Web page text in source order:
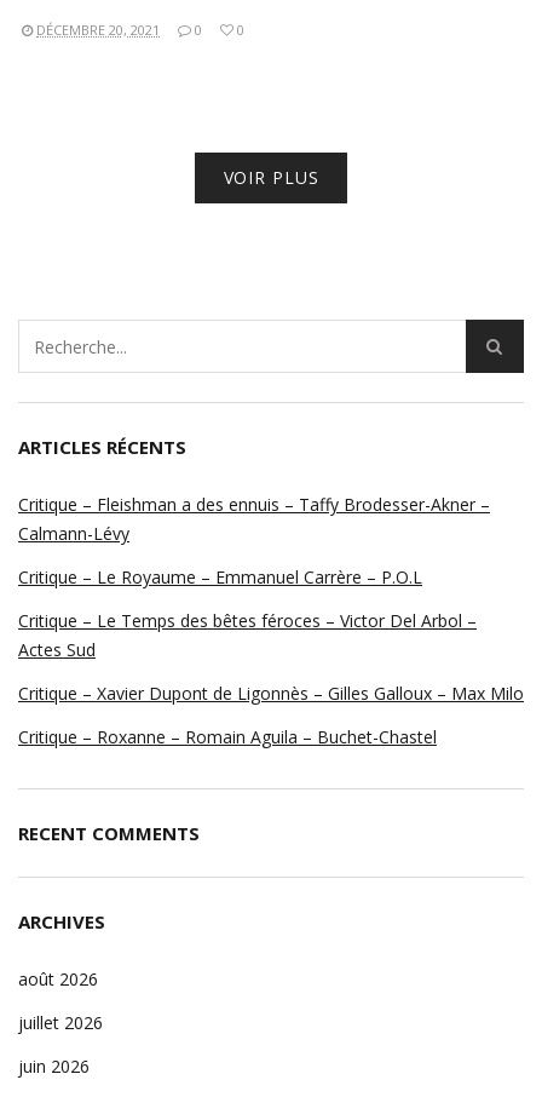
DÉCEMBRE 20, 2021 0 0
VOIR PLUS
ARTICLES RÉCENTS
Critique – Fleishman a des ennuis – Taffy Brodesser-Akner –
Calmann-Lévy
Critique – Le Royaume – Emmanuel Carrère – P.O.L
Critique – Le Temps des bêtes féroces – Victor Del Arbol –
Actes Sud
Critique – Xavier Dupont de Ligonnès – Gilles Galloux – Max Milo
Critique – Roxanne – Romain Aguila – Buchet-Chastel
RECENT COMMENTS
ARCHIVES
août 2026
juillet 2026
juin 2026